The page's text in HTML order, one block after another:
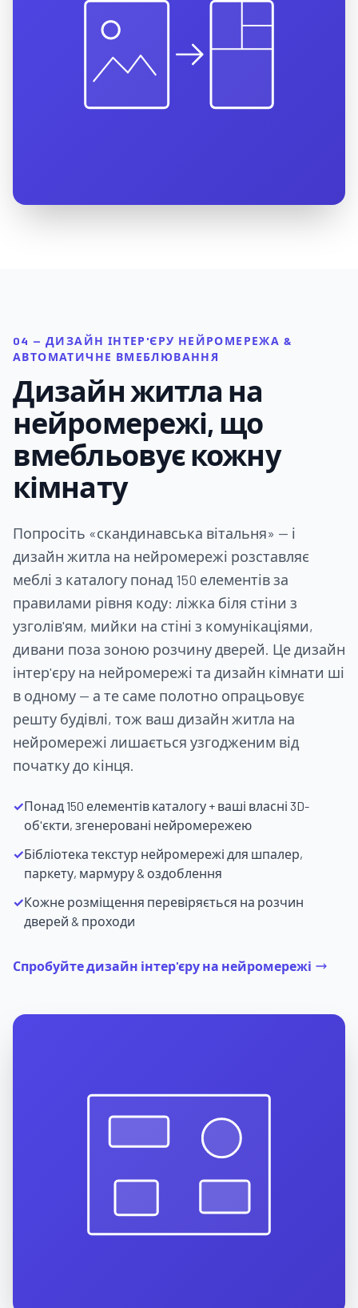
04 — ДИЗАЙН ІНТЕР'ЄРУ НЕЙРОМЕРЕЖА &
АВТОМАТИЧНЕ ВМЕБЛЮВАННЯ
Дизайн житла на
нейромережі, що
вмебльовує кожну
кімнату
Попросіть «скандинавська вітальня» — і
дизайн житла на нейромережі розставляє
меблі з каталогу понад 150 елементів за
правилами рівня коду: ліжка біля стіни з
узголів'ям, мийки на стіні з комунікаціями,
дивани поза зоною розчину дверей. Це дизайн
інтер'єру на нейромережі та дизайн кімнати ші
в одному — а те саме полотно опрацьовує
решту будівлі, тож ваш дизайн житла на
нейромережі лишається узгодженим від
початку до кінця.
✓Понад 150 елементів каталогу + ваші власні 3D-
об'єкти, згенеровані нейромережею
✓Бібліотека текстур нейромережі для шпалер,
паркету, мармуру & оздоблення
✓Кожне розміщення перевіряється на розчин
дверей & проходи
Спробуйте дизайн інтер'єру на нейромережі